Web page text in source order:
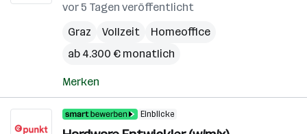
vor 5 Tagen veröffentlicht
Graz
Vollzeit
Homeoffice
ab 4.300 € monatlich
Merken
Einblicke